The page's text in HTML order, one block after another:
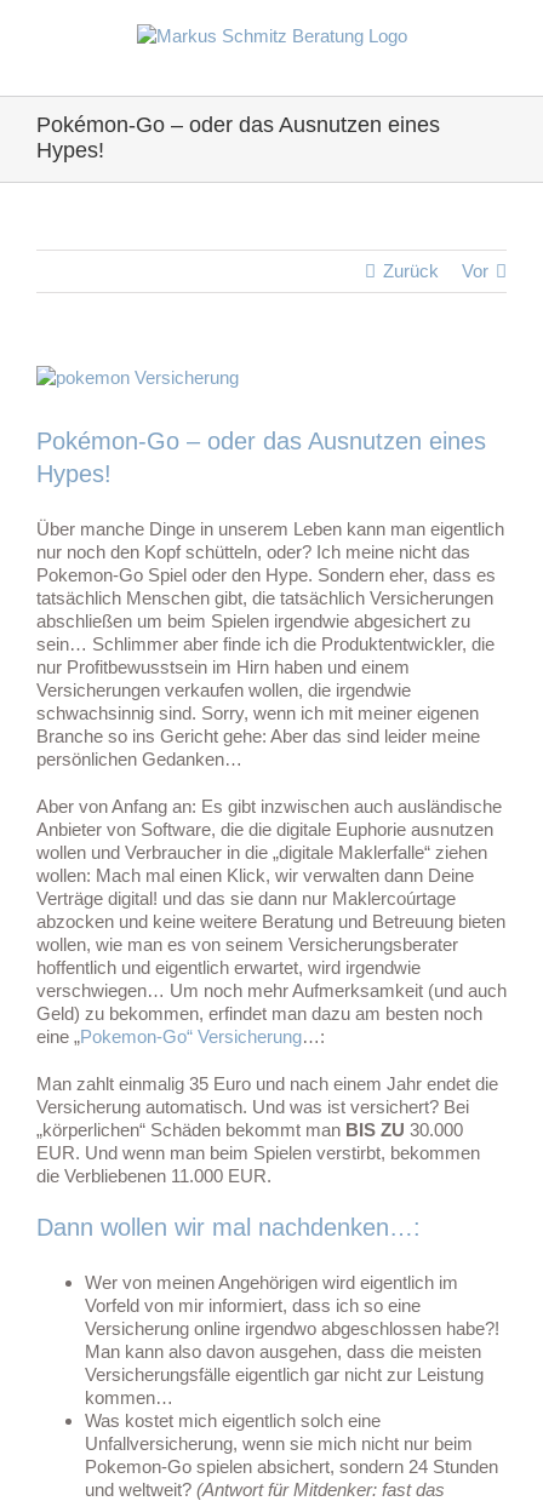
Pokémon-Go – oder das Ausnutzen eines
Hypes!
Zurück Vor
Zeige
Pokémon-Go – oder das Ausnutzen eines
Hypes!
Über manche Dinge in unserem Leben kann man eigentlich
nur noch den Kopf schütteln, oder? Ich meine nicht das
Pokemon-Go Spiel oder den Hype. Sondern eher, dass es
tatsächlich Menschen gibt, die tatsächlich Versicherungen
abschließen um beim Spielen irgendwie abgesichert zu
sein… Schlimmer aber finde ich die Produktentwickler, die
nur Profitbewusstsein im Hirn haben und einem
Versicherungen verkaufen wollen, die irgendwie
schwachsinnig sind. Sorry, wenn ich mit meiner eigenen
Branche so ins Gericht gehe: Aber das sind leider meine
persönlichen Gedanken…
Aber von Anfang an: Es gibt inzwischen auch ausländische
Anbieter von Software, die die digitale Euphorie ausnutzen
wollen und Verbraucher in die „digitale Maklerfalle“ ziehen
wollen: Mach mal einen Klick, wir verwalten dann Deine
Verträge digital! und das sie dann nur Maklercoúrtage
abzocken und keine weitere Beratung und Betreuung bieten
wollen, wie man es von seinem Versicherungsberater
hoffentlich und eigentlich erwartet, wird irgendwie
verschwiegen… Um noch mehr Aufmerksamkeit (und auch
Geld) zu bekommen, erfindet man dazu am besten noch
eine „Pokemon-Go“ Versicherung…:
Man zahlt einmalig 35 Euro und nach einem Jahr endet die
Versicherung automatisch. Und was ist versichert? Bei
„körperlichen“ Schäden bekommt man BIS ZU 30.000
EUR. Und wenn man beim Spielen verstirbt, bekommen
die Verbliebenen 11.000 EUR.
Dann wollen wir mal nachdenken…:
Wer von meinen Angehörigen wird eigentlich im
Vorfeld von mir informiert, dass ich so eine
Versicherung online irgendwo abgeschlossen habe?!
Man kann also davon ausgehen, dass die meisten
Versicherungsfälle eigentlich gar nicht zur Leistung
kommen…
Was kostet mich eigentlich solch eine
Unfallversicherung, wenn sie mich nicht nur beim
Pokemon-Go spielen absichert, sondern 24 Stunden
und weltweit? (Antwort für Mitdenker: fast das